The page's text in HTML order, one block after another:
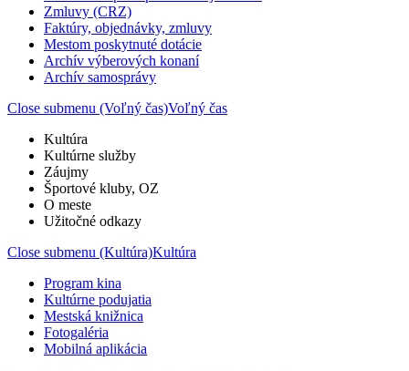
Zmluvy (CRZ)
Faktúry, objednávky, zmluvy
Mestom poskytnuté dotácie
Archív výberových konaní
Archív samosprávy
Close submenu (Voľný čas)Voľný čas
Kultúra
Kultúrne služby
Záujmy
Športové kluby, OZ
O meste
Užitočné odkazy
Close submenu (Kultúra)Kultúra
Program kina
Kultúrne podujatia
Mestská knižnica
Fotogaléria
Mobilná aplikácia